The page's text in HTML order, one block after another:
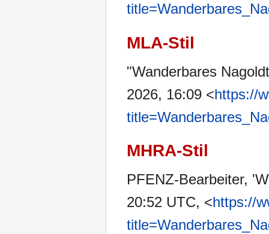
MLA-Stil
"Wanderbares
2026, 16:09 <https://
MHRA-Stil
PFENZ-Bearbeiter,
20:52 UTC, <https://